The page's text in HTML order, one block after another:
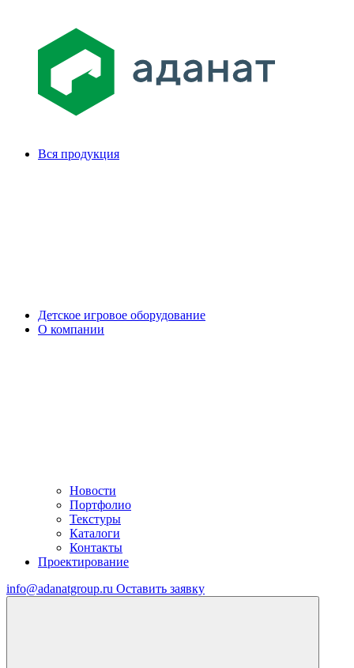
Вся продукция
Детское игровое оборудование
О компании
Новости
Портфолио
Текстуры
Каталоги
Контакты
Проектирование
info@adanatgroup.ru Оставить заявку